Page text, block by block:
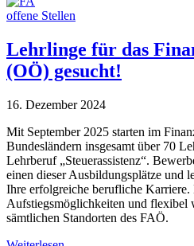
offene Stellen
Lehrlinge für das
(OÖ) gesucht!
16. Dezember 2024
Mit September 2025 starten im
Bundesländern insgesamt über 70
Lehrberuf „Steuerassistenz“.
einen dieser Ausbildungsplätze und
Ihre erfolgreiche berufliche
Aufstiegsmöglichkeiten und flexibel
sämtlichen Standorten des FAÖ.